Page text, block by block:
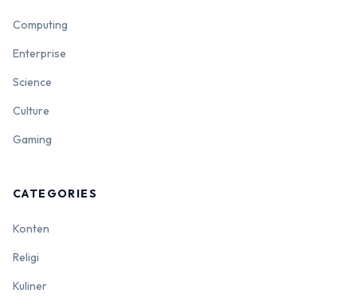
Computing
Enterprise
Science
Culture
Gaming
CATEGORIES
Konten
Religi
Kuliner